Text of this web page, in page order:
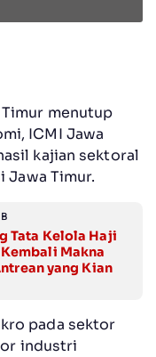
menutup
ICMI Jawa
kajian sektoral
Jawa Timur.
Tata Kelola Haji
Makna
yang Kian
pada sektor
industri